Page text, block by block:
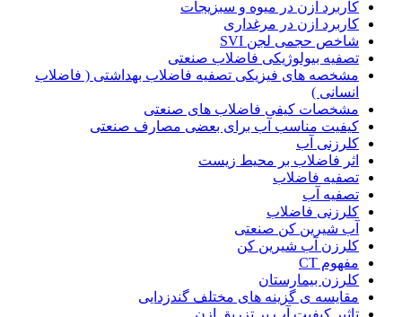
کاربرد ازن در میوه و سبزیجات
کاربرد ازن در مرغداری
شاخص حجمی لجن SVI
تصفیه بیولوژیکی فاضلاب صنعتی
مشخصه های فیزیکی تصفیه فاضلاب بهداشتی ( فاضلاب
انسانی )
مشخصات کیفی فاضلاب های صنعتی
کیفیت مناسب آب برای بعضی مصارف صنعتی
کلرزنی آب
اثر فاضلاب بر محیط زیست
تصفیه فاضلاب
تصفیه آب
کلرزنی فاضلاب
آب شیرین کن صنعتی
کلرزن آب شیرین کن
مفهوم CT
کلرزن بیمارستان
مقایسه ی گزینه های مختلف گندزدایی
تاثیر کیفیت آب بر تزریق ازن